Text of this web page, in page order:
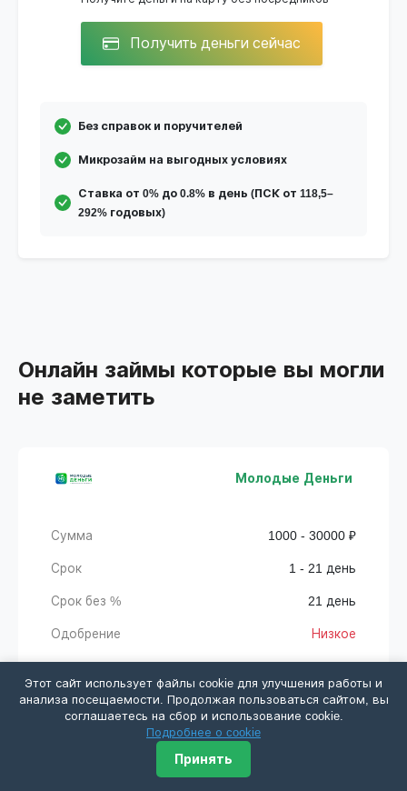
Получить деньги сейчас
Без справок и поручителей
Микрозайм на выгодных условиях
Ставка от 0% до 0.8% в день (ПСК от 118,5–
292% годовых)
Онлайн займы которые вы могли
не заметить
Молодые Деньги
Сумма 1000 - 30000 ₽
Срок 1 - 21 день
Срок без % 21 день
Одобрение Низкое
Получить деньги
Этот сайт использует файлы cookie для улучшения работы и
анализа посещаемости. Продолжая пользоваться сайтом, вы
соглашаетесь на сбор и использование cookie.
Подробнее о cookie
Принять